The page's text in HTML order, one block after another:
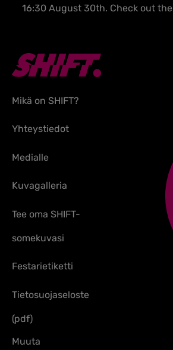
16:30 August 30th. Check out the
Mikä on SHIFT?
Yhteystiedot
Medialle
Kuvagalleria
Tee oma SHIFT-
somekuvasi
Festarietiketti
Tietosuojaseloste
(pdf)
Muuta